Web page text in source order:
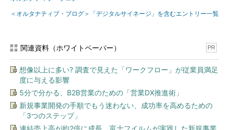
＜オルタナティブ・ブログ＞「デジタルサイネージ」を含むエントリー一覧
関連資料（ホワイトペーパー） PR
想像以上に多い? 調査で見えた「ワークフロー」が従業員満足
度に与える影響
5分で分かる、B2B営業のための「営業DX推進術」
新規事業開発の手順でもう迷わない、成功率を高めるための
「3つのステップ」
連結売上高が約2倍に成長、富士フイルムが実践した新規事業